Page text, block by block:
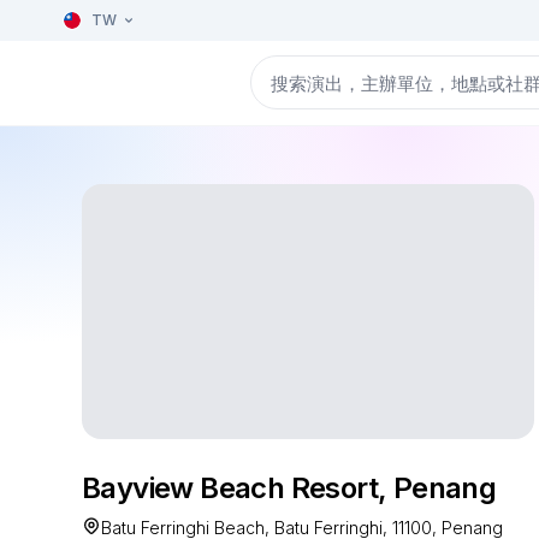
TW
Bayview Beach Resort, Penang
Batu Ferringhi Beach, Batu Ferringhi, 11100, Penang